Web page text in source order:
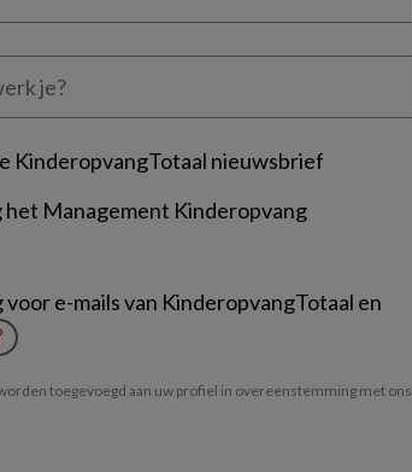
KinderopvangTotaal nieuwsbrief
het Management Kinderopvang
e-mails van KinderopvangTotaal en
toegevoegd aan uw profiel in overeenstemming met ons